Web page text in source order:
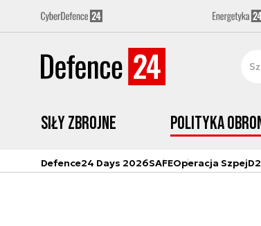
Siły zbrojne Polityka
Defence24 Days 2026SAFEOperacja Szpej